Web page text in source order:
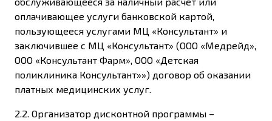
оплачивающее услуги банковской картой,
пользующееся услугами МЦ «Консультант» и
заключившее с МЦ «Консультант» (ООО «Медрейд»,
ООО «Консультант Фарм», ООО «Детская
поликлиника Консультант»») договор об оказании
платных медицинских услуг.
2.2. Организатор дисконтной программы –